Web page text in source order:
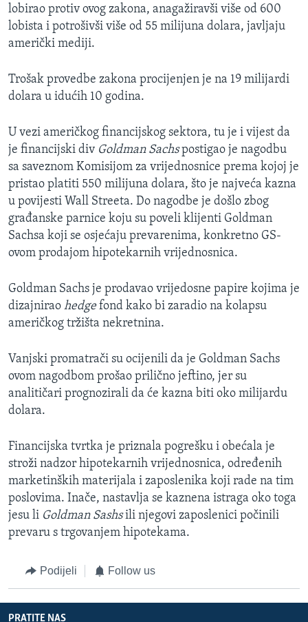
lobirao protiv ovog zakona, anagažiravši više od 600
lobista i potrošivši više od 55 milijuna dolara, javljaju
američki mediji.
Trošak provedbe zakona procijenjen je na 19 milijardi
dolara u idućih 10 godina.
U vezi američkog financijskog sektora, tu je i vijest da
je financijski div Goldman Sachspostigao je nagodbu
sa saveznom Komisijom za vrijednosnice prema kojoj je
pristao platiti 550 milijuna dolara, što je najveća kazna
u povijesti Wall Streeta. Do nagodbe je došlo zbog
građanske parnice koju su poveli klijenti Goldman
Sachsa koji se osjećaju prevarenima, konkretno GS-
ovom prodajom hipotekarnih vrijednosnica.
Goldman Sachs je prodavao vrijedosne papire kojima je
dizajnirao hedgefond kako bi zaradio na kolapsu
američkog tržišta nekretnina.
Vanjski promatrači su ocijenili da je Goldman Sachs
ovom nagodbom prošao prilično jeftino, jer su
analitičari prognozirali da će kazna biti oko milijardu
dolara.
Financijska tvrtka je priznala pogrešku i obećala je
stroži nadzor hipotekarnih vrijednosnica, određenih
marketinških materijala i zaposlenika koji rade na tim
poslovima. Inače, nastavlja se kaznena istraga oko toga
jesu li Goldman Sashsili njegovi zaposlenici počinili
prevaru s trgovanjem hipotekama.
Podijeli Follow us
PRATITE NAS